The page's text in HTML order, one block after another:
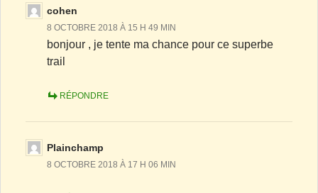
cohen
8 OCTOBRE 2018 À 15 H 49 MIN
bonjour , je tente ma chance pour ce superbe
trail
RÉPONDRE
Plainchamp
8 OCTOBRE 2018 À 17 H 06 MIN